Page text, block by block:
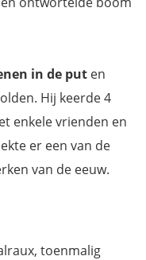
in de put en
Hij keerde 4
enkele vrienden en
er een van de
van de eeuw.
toenmalig